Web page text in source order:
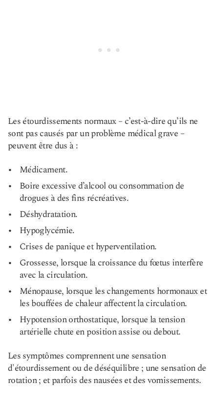
Les étourdissements normaux – c’est-à-dire qu’ils ne
sont pas causés par un problème médical grave –
peuvent être dus à :
Médicament.
Boire excessive d’alcool ou consommation de
drogues à des fins récréatives.
Déshydratation.
Hypoglycémie.
Crises de panique et hyperventilation.
Grossesse, lorsque la croissance du fœtus interfère
avec la circulation.
Ménopause, lorsque les changements hormonaux et
les bouffées de chaleur affectent la circulation.
Hypotension orthostatique, lorsque la tension
artérielle chute en position assise ou debout.
Les symptômes comprennent une sensation
d'étourdissement ou de déséquilibre ; une sensation de
rotation ; et parfois des nausées et des vomissements.